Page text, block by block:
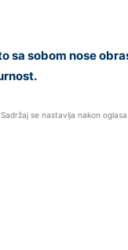
sa sobom nose
Sadržaj se nastavlja nakon oglasa